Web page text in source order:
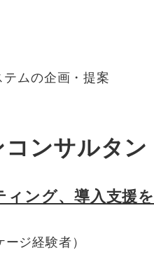
ムの企画・提案
ンサルタン
ング、導入支援
ジ経験者）